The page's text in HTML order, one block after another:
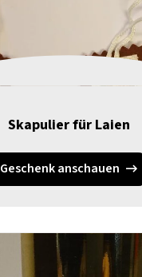
Skapulier für Laien
Geschenk anschauen